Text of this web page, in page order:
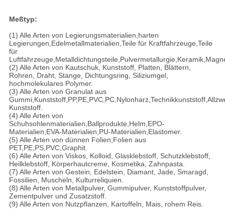
Meßtyp:
(1) Alle Arten von Legierungsmaterialien,harten
Legierungen,Edelmetallmaterialien,Teile für Kraftfahrzeuge,Teile
für
(2) Alle Arten von Kautschuk, Kunststoff, Platten, Blättern,
Rohren, Draht, Stange, Dichtungsring, Siliziumgel,
hochmolekulares Polymer.
(3) Alle Arten von Granulat aus
Kunststoff.
(4) Alle Arten von
Schuhsohlenmaterialien,Ballprodukte,Helm,EPO-
Materialien,EVA-Materialien,PU-Materialien,Elastomer.
(5) Alle Arten von dünnen Folien;Folien aus
PET,PE,PS,PVC,Graphit.
(6) Alle Arten von Viskos, Kolloid, Glasklebstoff, Schutzklebstoff,
Heilklebstoff, Körperhautcreme, Kosmetika, Zahnpasta.
(7) Alle Arten von Gestein, Edelstein, Diamant, Jade, Smaragd,
Fossilien, Muscheln, Kulturreliquien.
(8) Alle Arten von Metallpulver, Gummipulver, Kunststoffpulver,
Zementpulver und Zusatzstoff.
(9) Alle Arten von Nutzpflanzen, Kartoffeln, Mais, rohem Reis.